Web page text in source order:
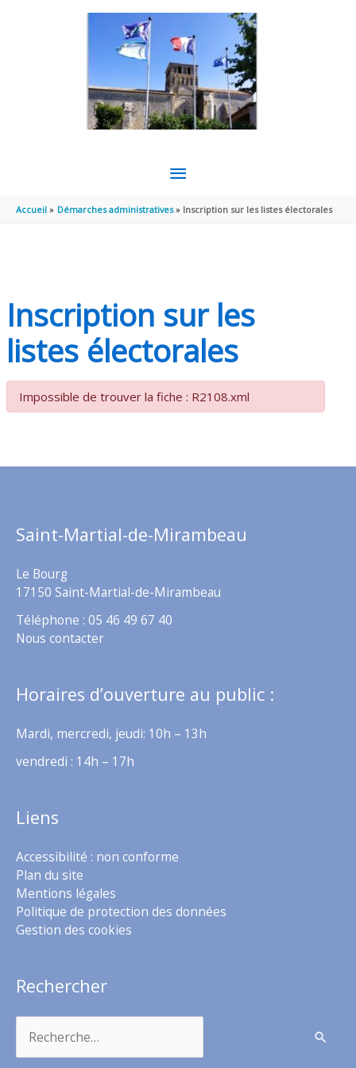
MENU
PRINCIPAL
Accueil Démarches administratives Inscription sur les listes électorales
Inscription sur les
listes électorales
Impossible de trouver la fiche : R2108.xml
Saint-Martial-de-Mirambeau
Le Bourg
17150 Saint-Martial-de-Mirambeau
Téléphone : 05 46 49 67 40
Nous contacter
Horaires d’ouverture au public :
Mardi, mercredi, jeudi: 10h – 13h
vendredi : 14h – 17h
Liens
Accessibilité : non conforme
Plan du site
Mentions légales
Politique de protection des données
Gestion des cookies
Rechercher